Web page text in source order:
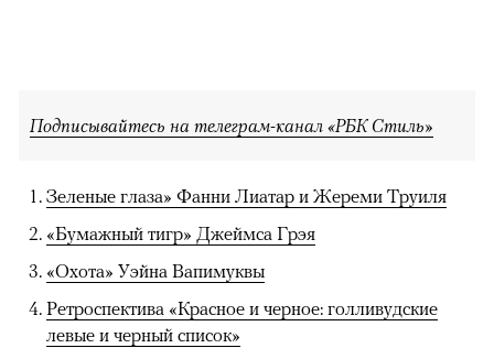
Подписывайтесь на телеграм-канал «РБК Стиль»
Зеленые глаза» Фанни Лиатар и Жереми Труиля
«Бумажный тигр» Джеймса Грэя
«Охота» Уэйна Вапимуквы
Ретроспектива «Красное и черное: голливудские
левые и черный список»